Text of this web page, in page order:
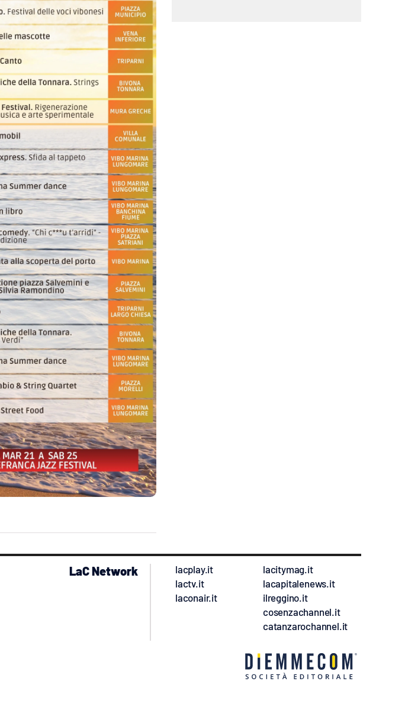
LaC Network
lacplay.it
lactv.it
laconair.it
lacitymag.it
lacapitalenews.it
ilreggino.it
cosenzachannel.it
catanzarochannel.it